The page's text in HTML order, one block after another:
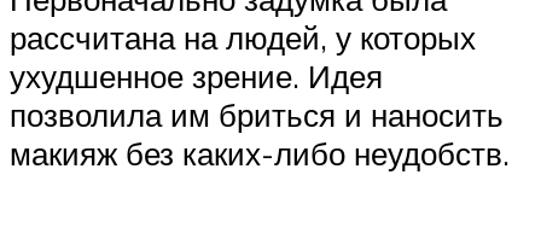
рассчитана на людей, у которых
ухудшенное зрение. Идея
позволила им бриться и наносить
макияж без каких-либо неудобств.